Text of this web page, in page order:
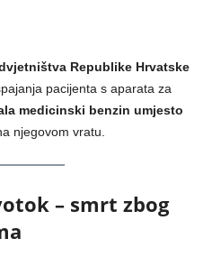
Republike Hrvatske
pacijenta s aparata za
medicinski benzin umjesto
njegovom vratu.
– smrt zbog